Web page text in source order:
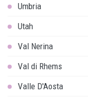
Umbria
Utah
Val Nerina
Val di Rhems
Valle D'Aosta